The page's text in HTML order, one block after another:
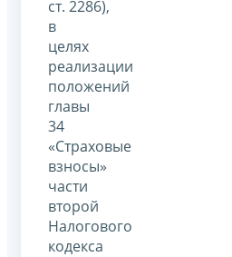
ст. 2286),
в
целях
реализации
положений
главы
34
«Страховые
взносы»
части
второй
Налогового
кодекса